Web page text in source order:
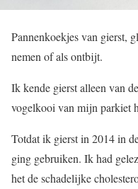
Pannenkoekjes van gierst,
nemen of als ontbijt.
Ik kende gierst alleen van
vogelkooi van mijn parkiet
Totdat ik gierst in 2014 in
ging gebruiken. Ik had
het de schadelijke